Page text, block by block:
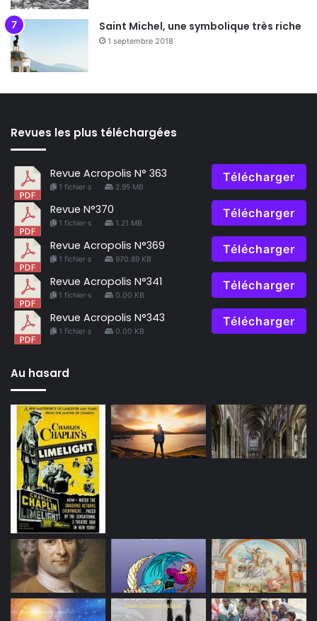
Saint Michel, une symbolique très riche
1 septembre 2018
Revues les plus téléchargées
Revue Acropolis N° 363
1 fichier·s 2.95 MB
Télécharger
Revue N°370
1 fichier·s 1.21 MB
Télécharger
Revue Acropolis N°369
1 fichier·s 970.89 KB
Télécharger
Revue Acropolis N°341
1 fichier·s 0.00 KB
Télécharger
Revue Acropolis N°343
1 fichier·s 0.00 KB
Télécharger
Au hasard